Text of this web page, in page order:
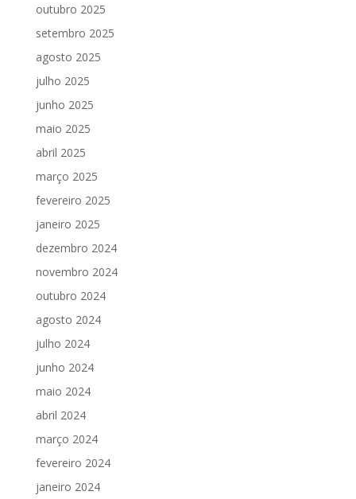
outubro 2025
setembro 2025
agosto 2025
julho 2025
junho 2025
maio 2025
abril 2025
março 2025
fevereiro 2025
janeiro 2025
dezembro 2024
novembro 2024
outubro 2024
agosto 2024
julho 2024
junho 2024
maio 2024
abril 2024
março 2024
fevereiro 2024
janeiro 2024